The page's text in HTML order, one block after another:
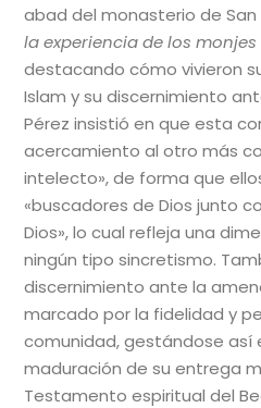
abad del monasterio de
la experiencia de los
destacando cómo vivieron
Islam y su discernimiento
Pérez insistió en que esta
acercamiento al otro más
intelecto», de forma que
«buscadores de Dios junto
Dios», lo cual refleja una
ningún tipo sincretismo.
discernimiento ante la
marcado por la fidelidad y
comunidad, gestándose así
maduración de su entrega
Testamento espiritual del